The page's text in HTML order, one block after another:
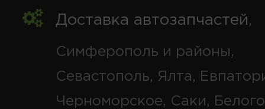
Доставка автозапчастей,
Симферополь и районы,
Севастополь, Ялта,
Черноморское, Саки,